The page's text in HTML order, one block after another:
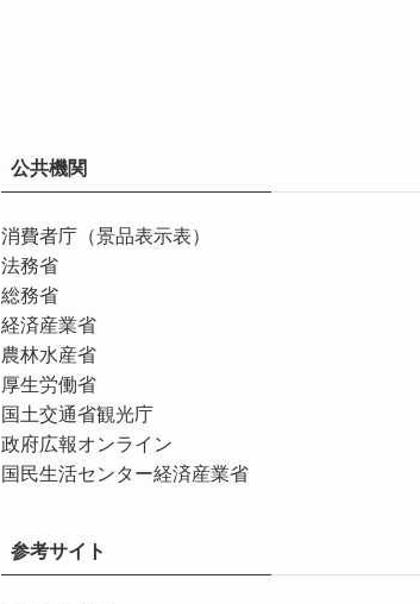
公共機関
消費者庁（景品表示表）
法務省
総務省
経済産業省
農林水産省
厚生労働省
国土交通省観光庁
政府広報オンライン
国民生活センター経済産業省
参考サイト